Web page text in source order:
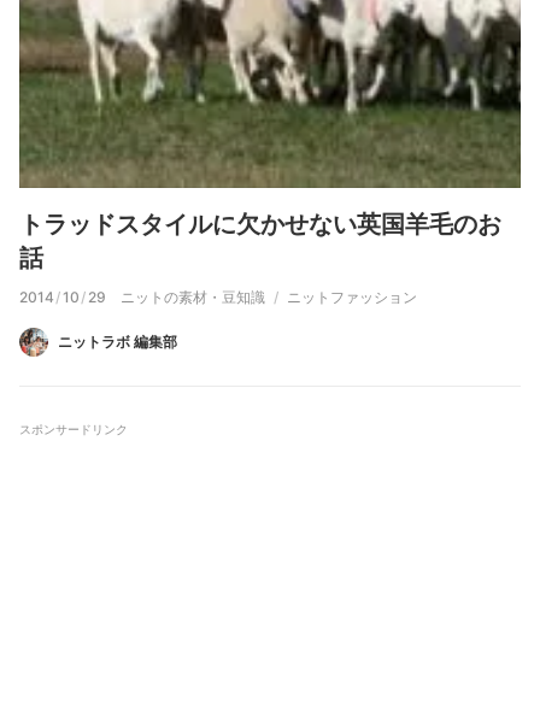
2014 /10 / 29
トラッドスタイルに欠かせない英国羊毛のお
話
ニットの素材・豆知識 ニットファッション
ニットラボ 編集部
スポンサードリンク